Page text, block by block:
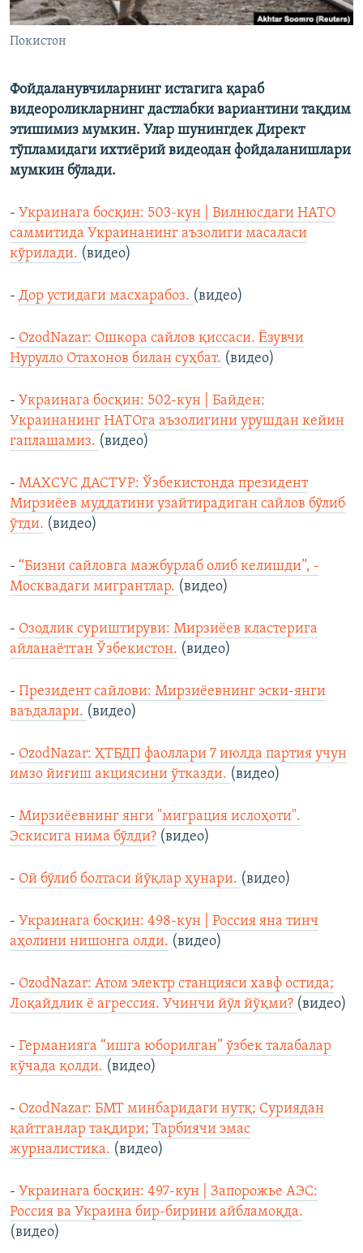
Покистон
Фойдаланувчиларнинг истагига қараб
видеороликларнинг дастлабки вариантини тақдим
этишимиз мумкин. Улар шунингдек Директ
тўпламидаги ихтиёрий видеодан фойдаланишлари
мумкин бўлади.
- Украинага босқин: 503-кун | Вилнюсдаги НАТО
саммитида Украинанинг аъзолиги масаласи
кўрилади. (видео)
- Дор устидаги масхарабоз. (видео)
- OzodNazar: Ошкора сайлов қиссаси. Ëзувчи
Нурулло Отахонов билан суҳбат. (видео)
- Украинага босқин: 502-кун | Байден:
Украинанинг НАТОга аъзолигини урушдан кейин
гаплашамиз. (видео)
- МАХСУС ДАСТУР: Ўзбекистонда президент
Мирзиёев муддатини узайтирадиган сайлов бўлиб
ўтди. (видео)
- “Бизни сайловга мажбурлаб олиб келишди”, -
Москвадаги мигрантлар. (видео)
- Озодлик суриштируви: Мирзиёев кластерига
айланаётган Ўзбекистон. (видео)
- Президент сайлови: Мирзиёевнинг эски-янги
ваъдалари. (видео)
- OzodNazar: ҲТБДП фаоллари 7 июлда партия учун
имзо йиғиш акциясини ўтказди. (видео)
- Мирзиёевнинг янги "миграция ислоҳоти".
Эскисига нима бўлди? (видео)
- Ой бўлиб болтаси йўқлар ҳунари. (видео)
- Украинага босқин: 498-кун | Россия яна тинч
аҳолини нишонга олди. (видео)
- OzodNazar: Атом электр станцияси хавф остида;
Лоқайдлик ё агрессия. Учинчи йўл йўқми? (видео)
- Германияга “ишга юборилган” ўзбек талабалар
кўчада қолди. (видео)
- OzodNazar: БМТ минбаридаги нутқ; Суриядан
қайтганлар тақдири; Тарбиячи эмас
журналистика. (видео)
- Украинага босқин: 497-кун | Запорожье АЭС:
Россия ва Украина бир-бирини айбламоқда.
(видео)